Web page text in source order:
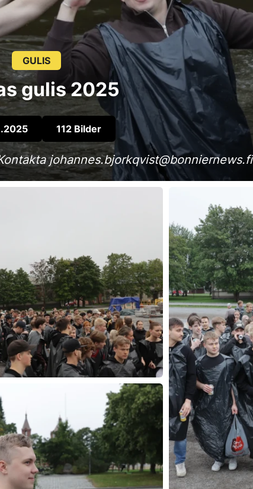
GULIS
gulis 2025
112 Bilder
johannes.bjorkqvist@bonniernews.fi